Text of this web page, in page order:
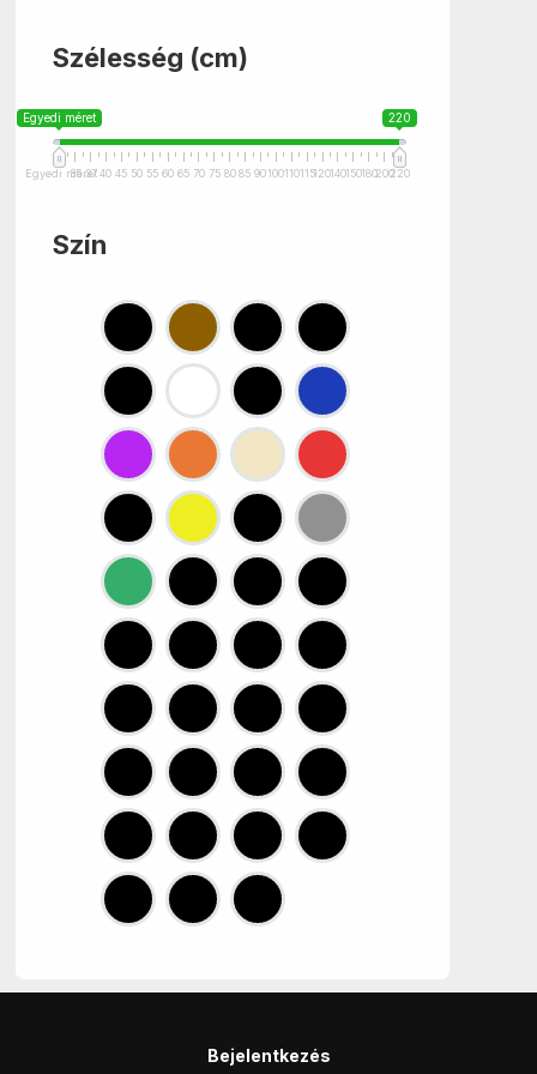
Szélesség (cm)
Egyedi méret 220
Egyedi méret
35 37 40 45 50 55 60 65 70 75 80 85 90100110115120140150180200220
Szín
Bejelentkezés